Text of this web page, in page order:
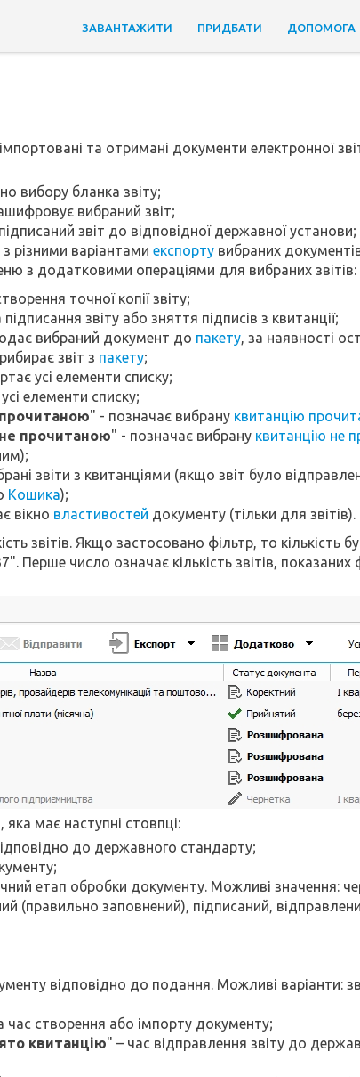
ЗАВАНТАЖИТИ ПРИДБАТИ ДОПОМОГА
та отримані документи електронної
вибору бланка звіту;
вибраний звіт;
звіт до відповідної державної установи;
різними варіантами експортувибраних
з додатковими операціями для вибраних звітів:
точної копії звіту;
звіту або зняття підписів з квитанції;
вибраний документ до пакету, за наявності
звіт з пакету;
усі елементи списку;
елементи списку;
" - позначає вибрану квитанцію
прочитаною" - позначає вибрану квитанцію не
звіти з квитанціями (якщо звіт було
Кошика);
вікно властивостей документу (тільки для звітів).
звітів. Якщо застосовано фільтр, то кількість
число означає кількість звітів, показаних
має наступні стовпці:
до державного стандарту;
етап обробки документу. Можливі значення:
(правильно заповнений), підписаний,
відповідно до подання. Можливі варіанти:
час створення або імпорту документу;
квитанцію" – час відправлення звіту до